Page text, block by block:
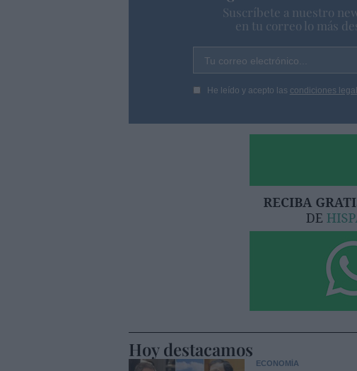
Suscríbete a nuestro
en tu correo lo más
Tu correo electrónico...
He leído y acepto las condiciones
Hoy destacamos
ECONOMÍA